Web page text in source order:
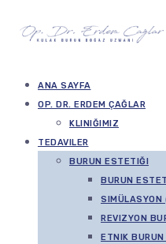
ANA SAYFA
OP. DR. ERDEM ÇAĞLAR
KLINIĞIMIZ
TEDAVILER
BURUN ESTETIĞI
BURUN
SIMÜLASYON
REVIZYON
ETNIK